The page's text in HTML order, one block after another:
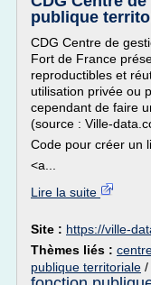
publique
CDG Centre de
Fort de France
reproductibles et
utilisation privée ou
cependant de faire
(source : Ville-
Code pour créer un
<a...
Lire la suite
Site : https://ville-
Thèmes liés :
publique territoriale /